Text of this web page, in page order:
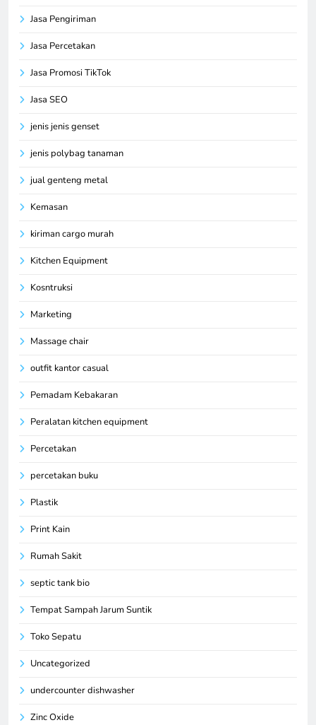
Jasa Pengiriman
Jasa Percetakan
Jasa Promosi TikTok
Jasa SEO
jenis jenis genset
jenis polybag tanaman
jual genteng metal
Kemasan
kiriman cargo murah
Kitchen Equipment
Kosntruksi
Marketing
Massage chair
outfit kantor casual
Pemadam Kebakaran
Peralatan kitchen equipment
Percetakan
percetakan buku
Plastik
Print Kain
Rumah Sakit
septic tank bio
Tempat Sampah Jarum Suntik
Toko Sepatu
Uncategorized
undercounter dishwasher
Zinc Oxide